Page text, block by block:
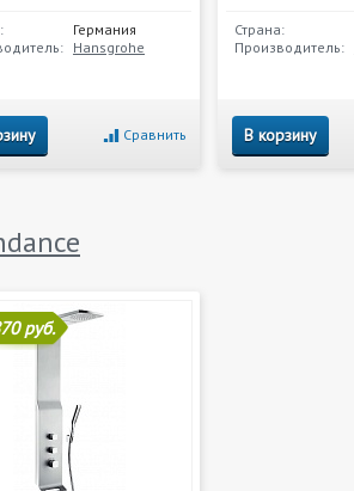
Германия
Hansgrohe
Сравнить
Страна:
Производитель:
В корзину
руб.